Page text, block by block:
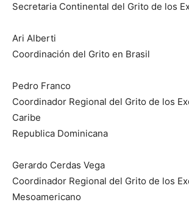
Secretaria Continental del Grito de los
Ari Alberti
Coordinación del Grito en Brasil
Pedro Franco
Coordinador Regional del Grito de los
Caribe
Republica Dominicana
Gerardo Cerdas Vega
Coordinador Regional del Grito de los
Mesoamericano